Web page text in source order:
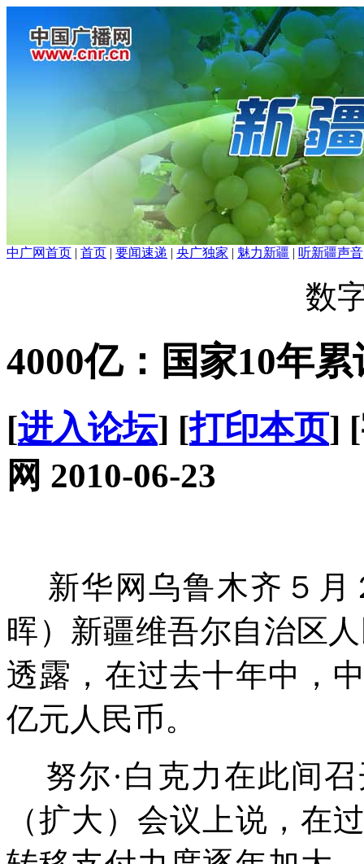
中广网首页 | 首页 | 要闻速递 | 央广独家 | 魅力新疆 | 听新疆声音
数
4000亿：国家10年
[进入论坛] [打印本页]
网 2010-06-23
新华网乌鲁木齐５月
晖）新疆维吾尔自治区
透露，在过去十年中，
亿元人民币。
努尔·白克力在此间召
（扩大）会议上说，在